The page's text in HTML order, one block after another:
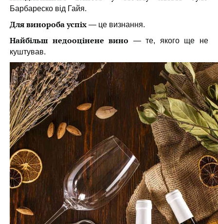
Барбареско від Гайя.
Для винороба успіх — це визнання.
Найбільш недооцінене вино —те, якого ще не
куштував.